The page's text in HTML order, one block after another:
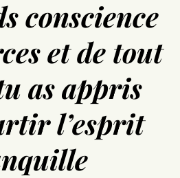
conscience
et de tout
as appris
l’esprit